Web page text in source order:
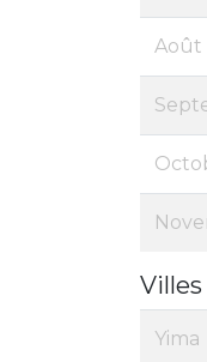
Août
Yima